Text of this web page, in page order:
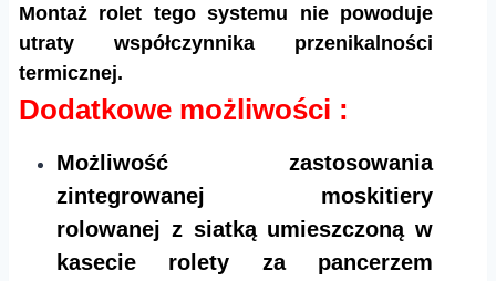
Montaż rolet tego systemu nie powoduje
utraty współczynnika przenikalności
termicznej.​​
Dodatkowe możliwości :
Możliwość zastosowania
zintegrowanej moskitiery
rolowanej z siatką umieszczoną w
kasecie rolety za pancerzem